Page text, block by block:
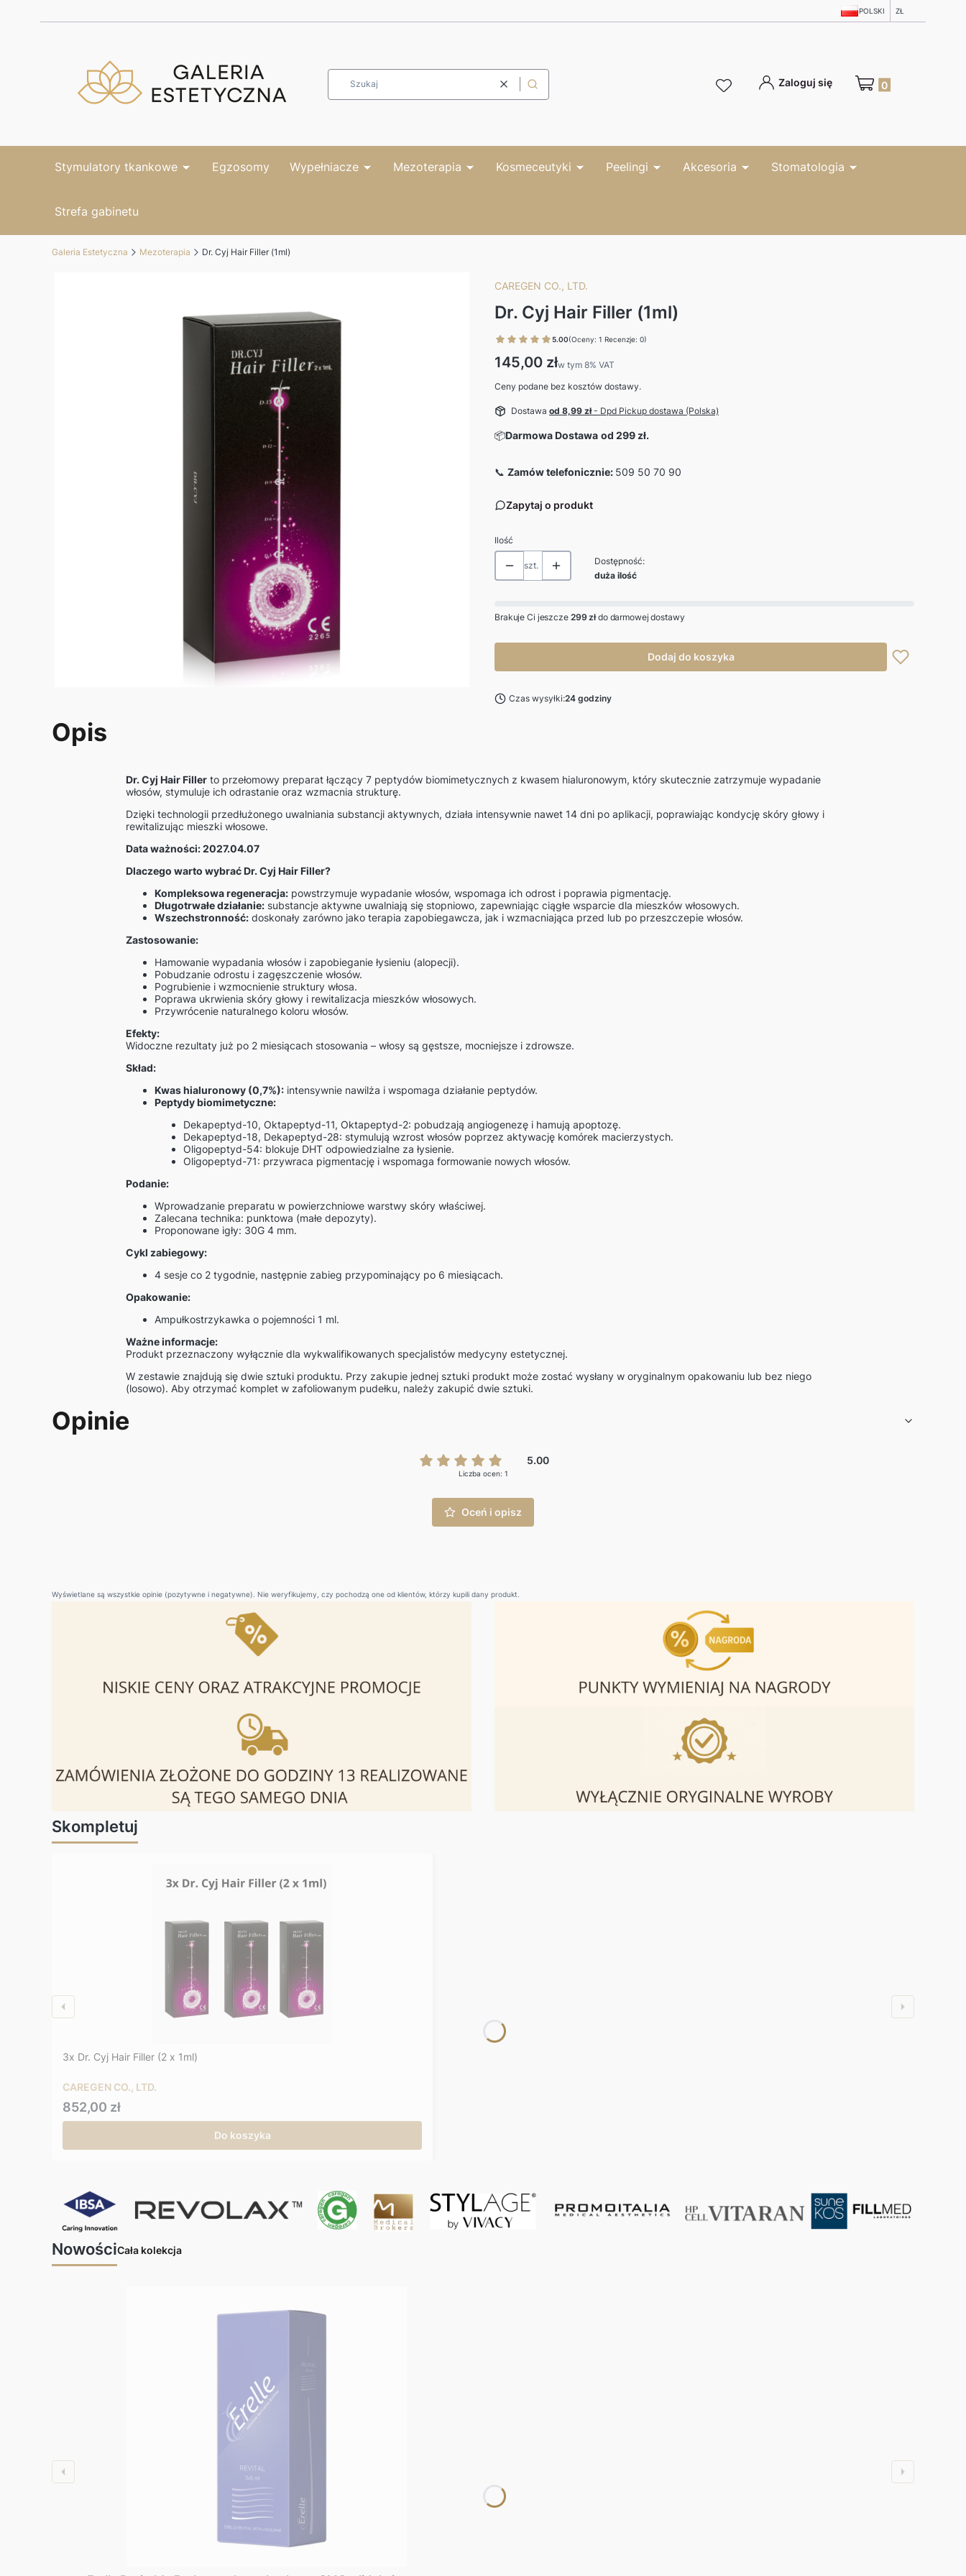
POLSKI ZŁ
WyczyśćSzukaj
Zaloguj się Produkty w koszyku:
Stymulatory tkankowe Egzosomy Wypełniacze Mezoterapia Kosmeceutyki Peelingi Akcesoria Stomatologia
Strefa gabinetu
Galeria Estetyczna Mezoterapia Dr. Cyj Hair Filler (1ml)
CAREGEN CO., LTD.
Dr. Cyj Hair Filler (1ml)
5.00(Oceny: 1 Recenzje: 0)
Cena
145,00 złw tym 8% VAT
w tym 8% VAT
Ceny podane bez kosztów dostawy.
Dostawa od 8,99 zł- Dpd Pickup dostawa (Polska)
📦Darmowa Dostawa od 299 zł.
📞 Zamów telefonicznie: 509 50 70 90
Zapytaj o produkt
Ilość
szt.
Dostępność:
duża ilość
Brakuje Ci jeszcze 299 zł do darmowej dostawy
Dodaj do koszyka
Czas wysyłki:24 godziny
Opis
Dr. Cyj Hair Fillerto przełomowy preparat łączący 7 peptydów biomimetycznych z kwasem hialuronowym, który skutecznie zatrzymuje wypadanie
włosów, stymuluje ich odrastanie oraz wzmacnia strukturę.
Dzięki technologii przedłużonego uwalniania substancji aktywnych, działa intensywnie nawet 14 dni po aplikacji, poprawiając kondycję skóry głowy i
rewitalizując mieszki włosowe.
Data ważności: 2027.04.07
Dlaczego warto wybrać Dr. Cyj Hair Filler?
Kompleksowa regeneracja:powstrzymuje wypadanie włosów, wspomaga ich odrost i poprawia pigmentację.
Długotrwałe działanie:substancje aktywne uwalniają się stopniowo, zapewniając ciągłe wsparcie dla mieszków włosowych.
Wszechstronność:doskonały zarówno jako terapia zapobiegawcza, jak i wzmacniająca przed lub po przeszczepie włosów.
Zastosowanie:
Hamowanie wypadania włosów i zapobieganie łysieniu (alopecji).
Pobudzanie odrostu i zagęszczenie włosów.
Pogrubienie i wzmocnienie struktury włosa.
Poprawa ukrwienia skóry głowy i rewitalizacja mieszków włosowych.
Przywrócenie naturalnego koloru włosów.
Efekty:
Widoczne rezultaty już po 2 miesiącach stosowania – włosy są gęstsze, mocniejsze i zdrowsze.
Skład:
Kwas hialuronowy (0,7%):intensywnie nawilża i wspomaga działanie peptydów.
Peptydy biomimetyczne:
Dekapeptyd-10, Oktapeptyd-11, Oktapeptyd-2: pobudzają angiogenezę i hamują apoptozę.
Dekapeptyd-18, Dekapeptyd-28: stymulują wzrost włosów poprzez aktywację komórek macierzystych.
Oligopeptyd-54: blokuje DHT odpowiedzialne za łysienie.
Oligopeptyd-71: przywraca pigmentację i wspomaga formowanie nowych włosów.
Podanie:
Wprowadzanie preparatu w powierzchniowe warstwy skóry właściwej.
Zalecana technika: punktowa (małe depozyty).
Proponowane igły: 30G 4 mm.
Cykl zabiegowy:
4 sesje co 2 tygodnie, następnie zabieg przypominający po 6 miesiącach.
Opakowanie:
Ampułkostrzykawka o pojemności 1 ml.
Ważne informacje:
Produkt przeznaczony wyłącznie dla wykwalifikowanych specjalistów medycyny estetycznej.
W zestawie znajdują się dwie sztuki produktu. Przy zakupie jednej sztuki produkt może zostać wysłany w oryginalnym opakowaniu lub bez niego
(losowo). Aby otrzymać komplet w zafoliowanym pudełku, należy zakupić dwie sztuki.
Opinie
5.00
Liczba ocen: 1
Oceń i opisz
Wyświetlane są wszystkie opinie (pozytywne i negatywne). Nie weryfikujemy, czy pochodzą one od klientów, którzy kupili dany produkt.
Skompletuj
3x Dr. Cyj Hair Filler (2 x 1ml)
CAREGEN CO., LTD.
Cena
852,00 zł
Do koszyka
NowościCała kolekcja